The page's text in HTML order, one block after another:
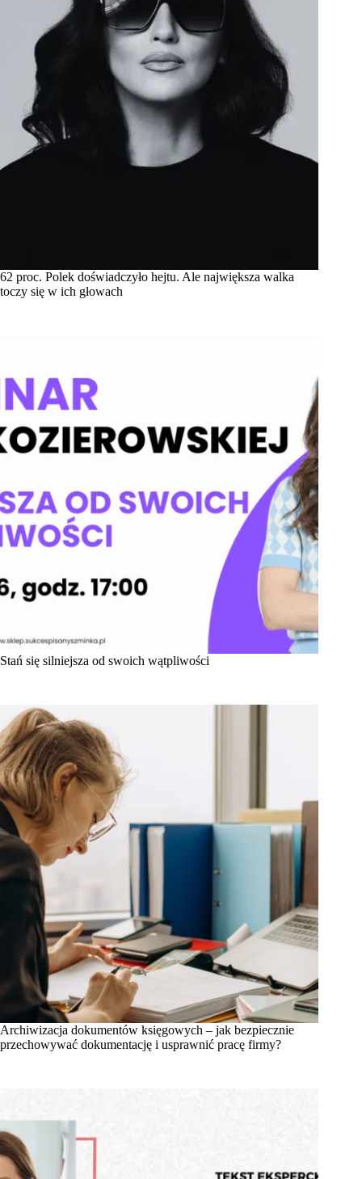
62 proc. Polek doświadczyło hejtu. Ale największa walka
toczy się w ich głowach
Stań się silniejsza od swoich wątpliwości
Archiwizacja dokumentów księgowych – jak bezpiecznie
przechowywać dokumentację i usprawnić pracę firmy?